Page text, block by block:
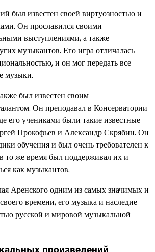
был известен своей виртуозностью и
Он прославился своими
выступлениями, а также
музыкантов. Его игра отличалась
и он мог передать все
музыки.
был известен своим
Он преподавал в Консерватории
его учениками были такие известные
Прокофьев и Александр Скрябин. Он
обучения и был очень требователен к
то же время был поддерживал их и
как музыкантов.
Аренского одним из самых значимых и
времени, его музыка и наследие
русской и мировой музыкальной